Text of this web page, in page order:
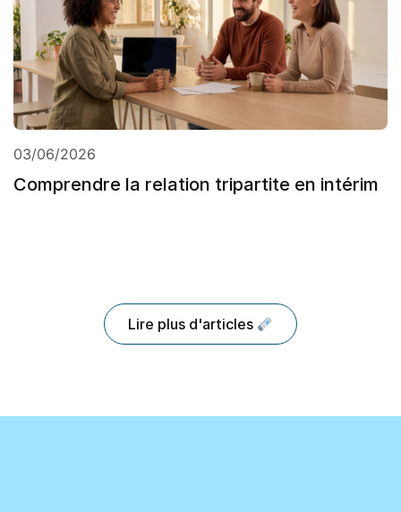
03/06/2026
Comprendre la relation tripartite en intérim
Lire plus d'articles